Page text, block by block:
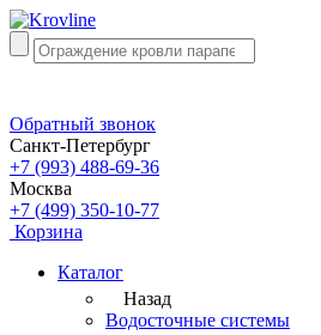
Обратный звонок
Санкт-Петербург
+7 (993) 488-69-36
Москва
+7 (499) 350-10-77
Корзина
Каталог
Назад
Водосточные системы